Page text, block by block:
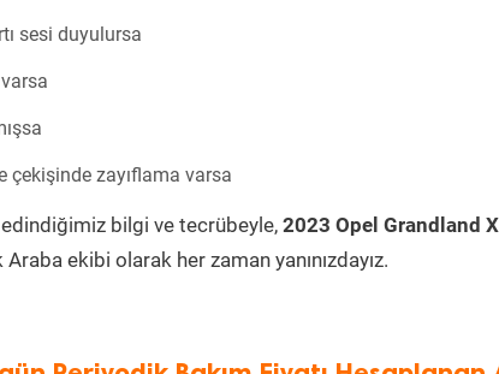
sesi duyulursa
çekişinde zayıflama varsa
edindiğimiz bilgi ve tecrübeyle, 2023 Opel Grandland
ekibi olarak her zaman yanınızdayız.